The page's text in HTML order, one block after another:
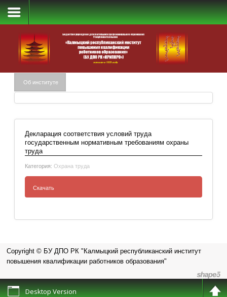
Охрана труда
Об институте
Декларация соответствия условий труда
государственным нормативным требованиям охраны
труда
Категория:Охрана труда
Скачать
государственным нормативным
Copyright © БУ ДПО РК "Калмыцкий республиканский институт
повышения квалификации работников образования"
Desktop Version